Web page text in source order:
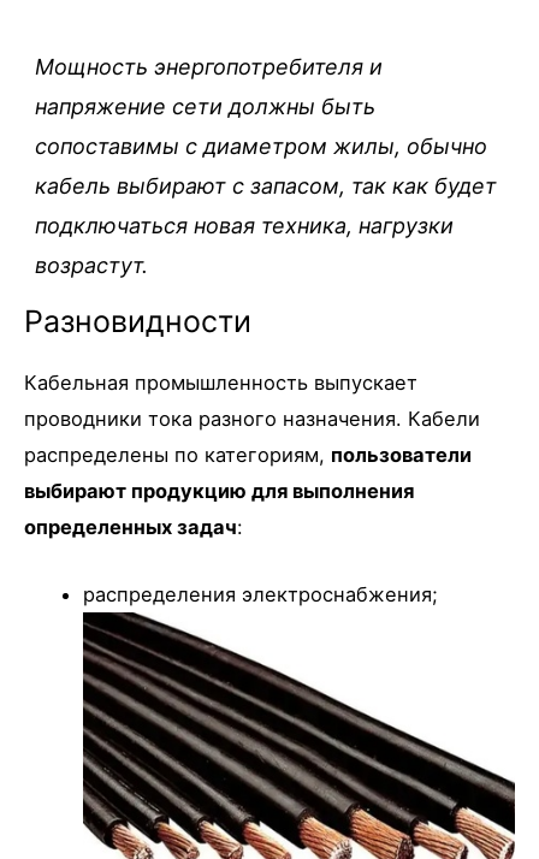
Мощность энергопотребителя и
напряжение сети должны быть
сопоставимы с диаметром жилы, обычно
кабель выбирают с запасом, так как будет
подключаться новая техника, нагрузки
возрастут.
Разновидности
Кабельная промышленность выпускает
проводники тока разного назначения. Кабели
распределены по категориям, пользователи
выбирают продукцию для выполнения
определенных задач:
распределения электроснабжения;